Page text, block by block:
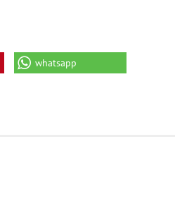
whatsapp